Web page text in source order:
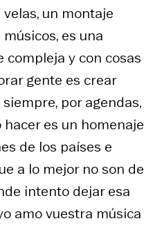
un montaje
es una
compleja y con cosas
gente es crear
por agendas,
es un homenaje
de los países e
a lo mejor no son de
intento dejar esa
amo vuestra música